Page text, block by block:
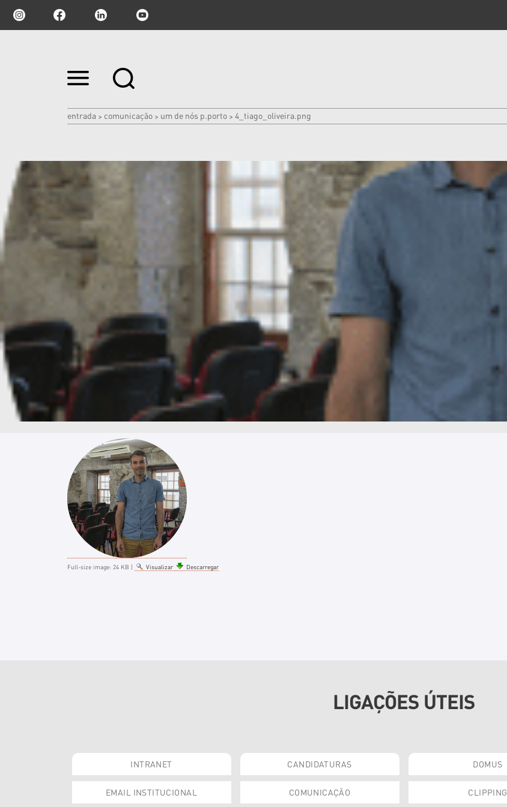
Ir
para
|
Ir
entrada > comunicação > um de nós p.porto > 4_tiago_oliveira.png
Full-size image: 24 KB | Visualizar Descarregar
LIGAÇÕES ÚTEIS
INTRANET CANDIDATURAS DOMUS
EMAIL INSTITUCIONAL COMUNICAÇÃO CLIPPING